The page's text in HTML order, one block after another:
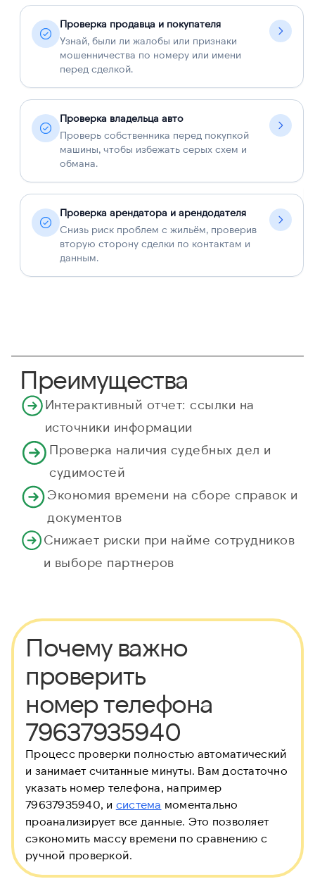
Проверка продавца и покупателя
Узнай, были ли жалобы или признаки
мошенничества по номеру или имени
перед сделкой.
Проверка владельца авто
Проверь собственника перед покупкой
машины, чтобы избежать серых схем и
обмана.
Проверка арендатора и арендодателя
Снизь риск проблем с жильём, проверив
вторую сторону сделки по контактам и
данным.
Преимущества
Интерактивный отчет: ссылки на
источники информации
Проверка наличия судебных дел и
судимостей
Экономия времени на сборе справок и
документов
Снижает риски при найме сотрудников
и выборе партнеров
Почему важно
проверить
номер телефона
79637935940
Процесс проверки полностью автоматический
и занимает считанные минуты. Вам достаточно
указать номер телефона, например
79637935940, и система моментально
проанализирует все данные. Это позволяет
сэкономить массу времени по сравнению с
ручной проверкой.